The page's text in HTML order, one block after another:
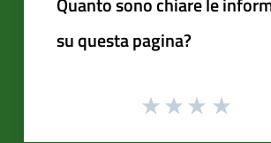
su questa pagina?